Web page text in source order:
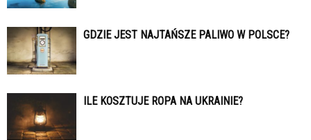
GDZIE JEST NAJTAŃSZE PALIWO W POLSCE?
ILE KOSZTUJE ROPA NA UKRAINIE?